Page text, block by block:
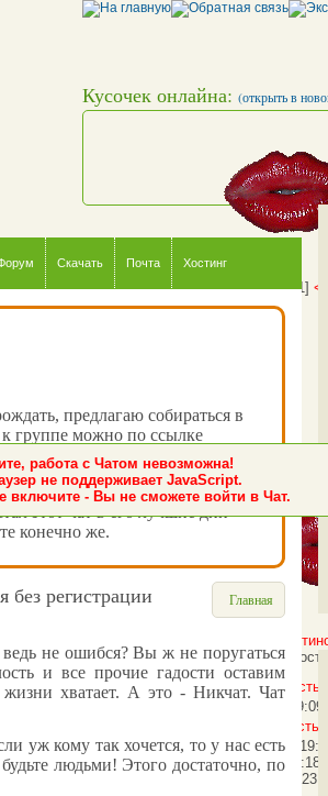
Кусочек онлайна: (открыть в
[10:34:04]<пке45>
временно отсутствую... [10:35:41]
<пке45>
Здрасьте [14:39:23]<Ботинок>
Гость455: Привет! [14:40:10]
[19:09:34]<Гость587>
<Ботинок>Гость756: Хай! [08:29:18]
Гость024: Здрасьте!
Скачать Почта Хостинг
предлагаю собираться в
группе можно по ссылке
- там ещё никого не будет, но
этот чат в его лучшие дни -
конечно же.
без регистрации Главная
не ошибся? Вы ж не поругаться
и все прочие гадости оставим
хватает. А это - Никчат. Чат
уж кому так хочется, то у нас есть
людьми! Этого достаточно, по
работа с Чатом невозможна!
не поддерживает JavaScript.
включите - Вы не сможете войти в Чат.